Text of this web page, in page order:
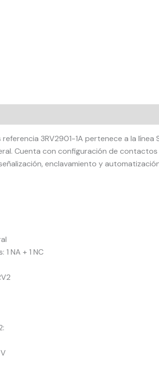
3RV2901-1A pertenece a la
Cuenta con configuración de
enclavamiento y
NA + 1 NC